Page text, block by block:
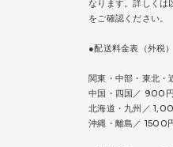
なります。詳しくは
をご確認ください。
●配送料金表（外税）
関東・中部・東北
中国・四国／ 900円
北海道・九州／
沖縄・離島／ 1500